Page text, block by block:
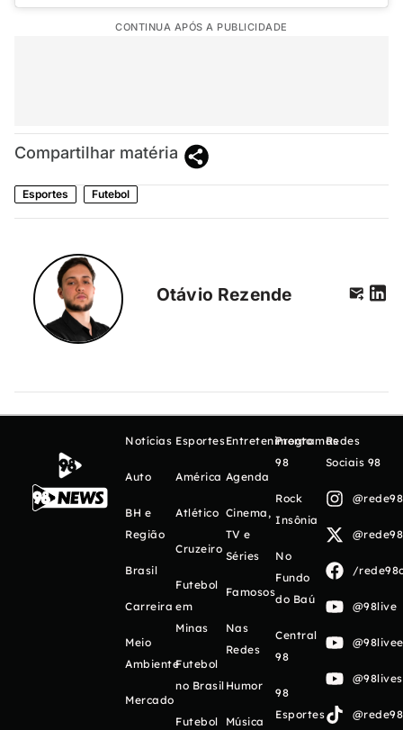
CONTINUA APÓS A PUBLICIDADE
Compartilhar matéria
Esportes Futebol
Otávio Rezende
Notícias
Auto
BH e
Região
Brasil
Carreira
Meio
Ambiente
Mercado
Esportes
América
Atlético
Cruzeiro
Futebol
em
Minas
Futebol
no Brasil
Futebol
Entretenimento
Agenda
Cinema,
TV e
Séries
Famosos
Nas
Redes
Humor
Música
Programas
98
Rock
Insônia
No
Fundo
do Baú
Central
98
98
Esportes
Redes
Sociais 98
/
@98live